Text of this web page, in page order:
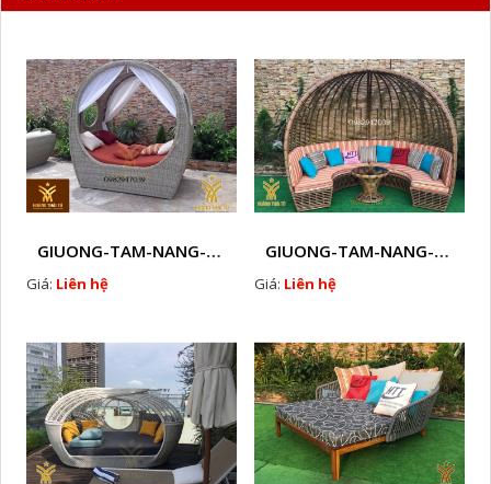
GIUONG-TAM-NANG-GHE-HO-BOI-NHUA-GIA-MAY-NGOAI-TROI-D8
Giá: Liên hệ
GIUONG-TAM-NANG-GHE-HO-BOI-NHUA-GIA-MAY-NGOAI-TROI-D9
Giá: Liên hệ